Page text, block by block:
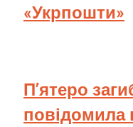
«Укрпошти»
П’ятеро
повідомила